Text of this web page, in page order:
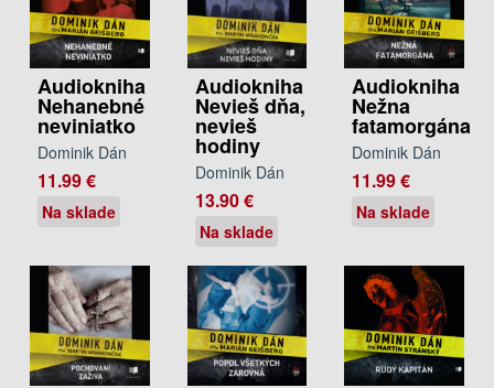
Audiokniha
Nehanebné
neviniatko
Dominik Dán
11.99 €
Na sklade
Audiokniha
Nevieš dňa,
nevieš
hodiny
Dominik Dán
13.90 €
Na sklade
Audiokniha
Nežna
fatamorgána
Dominik Dán
11.99 €
Na sklade